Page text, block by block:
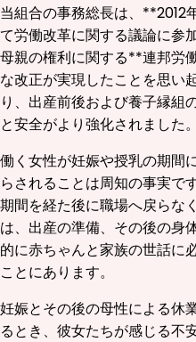
当組合の事務総長は、**2012
て労働改革に関する議論に参
母親の権利に関する**連邦労
な改正が実現したことを思い
り、出産前後および養子縁組
と安全がより強化されました。
働く女性が妊娠や授乳の期間
らされることは周知の事実で
期間を経た後に職場へ戻らな
は、出産の準備、その後の身
的に赤ちゃんと家族の世話に
ことにあります。
妊娠とその後の母性による休
るとき、彼女たちが感じる不